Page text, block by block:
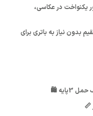
نور یکنواخت در عکاسی،
بدون نیاز به باتری برای